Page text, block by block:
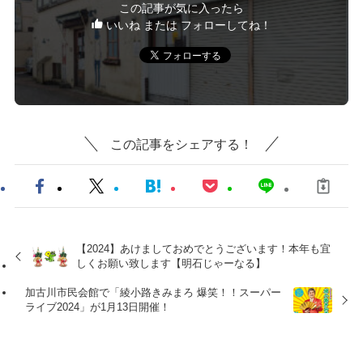
この記事が気に入ったら
いいね または フォローしてね！
この記事をシェアする！
【2024】あけましておめでとうございます！本年も宜
しくお願い致します【明石じゃーなる】
加古川市民会館で「綾小路きみまろ 爆笑！！スーパー
ライブ2024」が1月13日開催！